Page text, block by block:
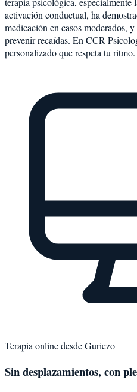
activación conductual, ha
medicación en casos moderados,
prevenir recaídas. En CCR
personalizado que respeta tu ritmo.
Terapia online desdeGuriezo
Sin desplazamientos, con